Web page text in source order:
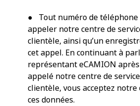
● Tout numéro de
appeler notre centre de
clientèle, ainsi qu’un
cet appel. En continuant à
représentant eCAMION
appelé notre centre de
clientèle, vous acceptez notre
ces données.